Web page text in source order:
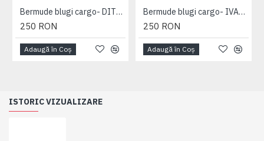
Bermude blugi cargo- DITO B - MID USED - 2XL 3XL 4XL 5XL 6XL 7XL
250 RON
Adaugă în Coş
Bermude blugi cargo- IVAN DARK USED - 2XL 3XL 4XL 5XL 6XL 7XL
250 RON
Adaugă în Coş
ISTORIC VIZUALIZARE